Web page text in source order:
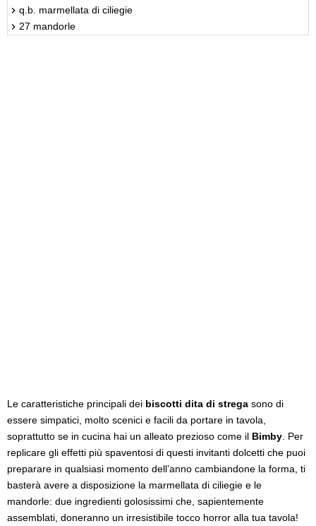
q.b. marmellata di ciliegie
27 mandorle
Le caratteristiche principali dei biscotti dita di strega sono di
essere simpatici, molto scenici e facili da portare in tavola,
soprattutto se in cucina hai un alleato prezioso come il Bimby . Per
replicare gli effetti più spaventosi di questi invitanti dolcetti che puoi
preparare in qualsiasi momento dell’anno cambiandone la forma, ti
basterà avere a disposizione la marmellata di ciliegie e le
mandorle: due ingredienti golosissimi che, sapientemente
assemblati, doneranno un irresistibile tocco horror alla tua tavola!